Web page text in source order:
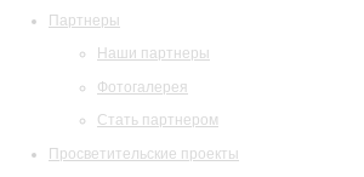
Партнеры
Наши партнеры
Фотогалерея
Стать партнером
Просветительские проекты